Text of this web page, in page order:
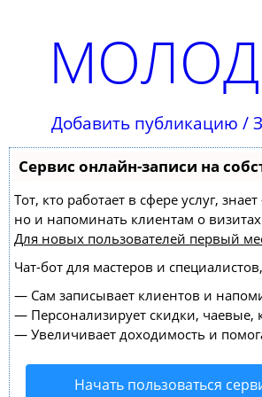
Добавить публикацию /
Сервис онлайн-записи на
Тот, кто работает в сфере услуг,
но и напоминать клиентам о
Для новых пользователей первый
Чат-бот для мастеров и
— Сам записывает клиентов и
— Персонализирует скидки, чаевые,
— Увеличивает доходимость и
Начать пользоваться